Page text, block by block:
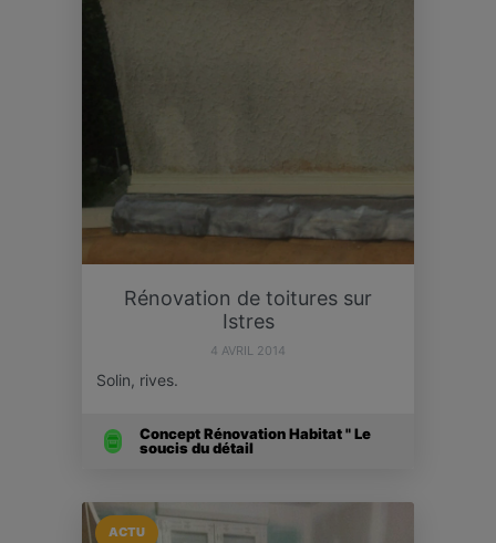
Rénovation de toitures sur
Istres
4 AVRIL 2014
Solin, rives.
Concept Rénovation Habitat " Le
soucis du détail
ACTU